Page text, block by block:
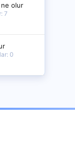
ne olur
7
0